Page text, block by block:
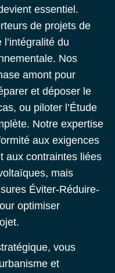
essentiel.
de projets de
du
Nos
amont pour
et déposer le
ou piloter l’Étude
Notre expertise
aux exigences
aux contraintes liées
mais
Éviter-Réduire-
optimiser
vous
et